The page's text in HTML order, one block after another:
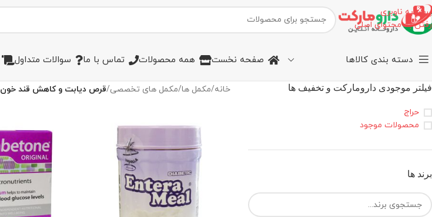
پرش به ناوبری
رفتن به محتوای اصلی
دسته بندی کالاها صفحه نخست همه محصولات تماس با ما سوالات متداول
فیلتر موجودی دارومارکت و تخفیف ها
حراج
محصولات موجود
برند ها
خانه/مکمل ها/مکمل های تخصصی/قرص دیابت و کاهش قند خون